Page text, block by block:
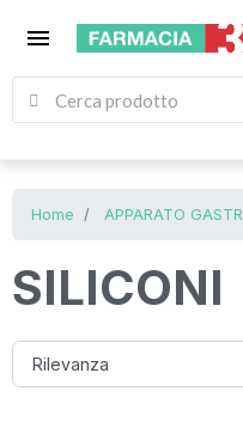
menu
Home APPARATO
SILICONI